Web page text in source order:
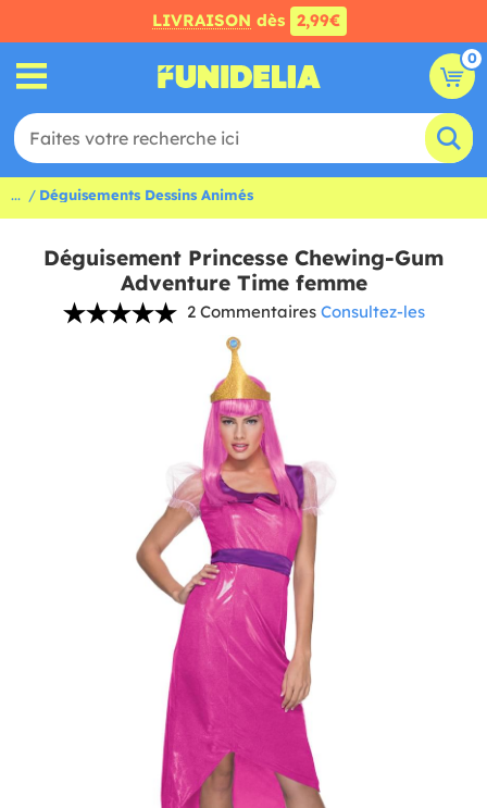
LIVRAISON dès 2,99€
0
... Déguisements Dessins Animés
Déguisement Princesse Chewing-Gum
Adventure Time femme
2 Commentaires Consultez-les